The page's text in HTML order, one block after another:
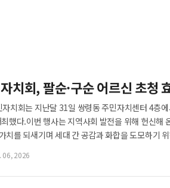
치회, 팔순·구순 어르신 초청
치회는 지난달 31일 쌍령동 주민자치센터 4층
했다.이번 행사는 지역사회 발전을 위해 헌신해
치를 되새기며 세대 간 공감과 화합을 도모하기
06, 2026